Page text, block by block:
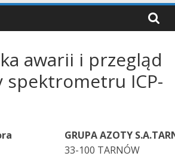
awarii i przegląd
spektrometru ICP-
GRUPA AZOTY
33-100 TARNÓW